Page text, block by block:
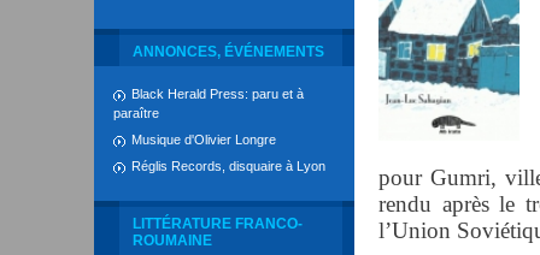
ANNONCES, ÉVÉNEMENTS
Black Herald Press: paru et à
paraître
Musique d'Olivier Longre
Réglis Records, disquaire à Lyon
LITTÉRATURE FRANCO-
ROUMAINE
pour Gumri,
rendu après le
l’Union